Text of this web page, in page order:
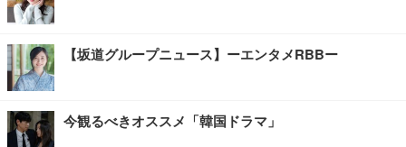
【坂道グループニュース】ーエンタメRBBー
今観るべきオススメ「韓国ドラマ」